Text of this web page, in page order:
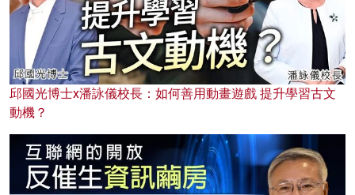
邱國光博士x潘詠儀校長：如何善用動畫遊戲 提升學習古文
動機？